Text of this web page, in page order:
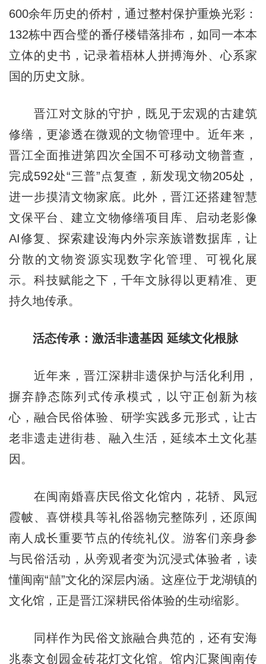
600余年历史的侨村，通过整村保护重焕光彩：
132栋中西合璧的番仔楼错落排布，如同一本本
立体的史书，记录着梧林人拼搏海外、心系家
国的历史文脉。
晋江对文脉的守护，既见于宏观的古建筑
修缮，更渗透在微观的文物管理中。近年来，
晋江全面推进第四次全国不可移动文物普查，
完成592处“三普”点复查，新发现文物205处，
进一步摸清文物家底。此外，晋江还搭建智慧
文保平台、建立文物修缮项目库、启动老影像
AI修复、探索建设海内外宗亲族谱数据库，让
分散的文物资源实现数字化管理、可视化展
示。科技赋能之下，千年文脉得以更精准、更
持久地传承。
活态传承：激活非遗基因 延续文化根脉
近年来，晋江深耕非遗保护与活化利用，
摒弃静态陈列式传承模式，以守正创新为核
心，融合民俗体验、研学实践多元形式，让古
老非遗走进街巷、融入生活，延续本土文化基
因。
在闽南婚喜庆民俗文化馆内，花轿、凤冠
霞帔、喜饼模具等礼俗器物完整陈列，还原闽
南人成长重要节点的传统礼仪。游客们亲身参
与民俗活动，从旁观者变为沉浸式体验者，读
懂闽南“囍”文化的深层内涵。这座位于龙湖镇的
文化馆，正是晋江深耕民俗体验的生动缩影。
同样作为民俗文旅融合典范的，还有安海
兆泰文创园金砖花灯文化馆。馆内汇聚闽南传